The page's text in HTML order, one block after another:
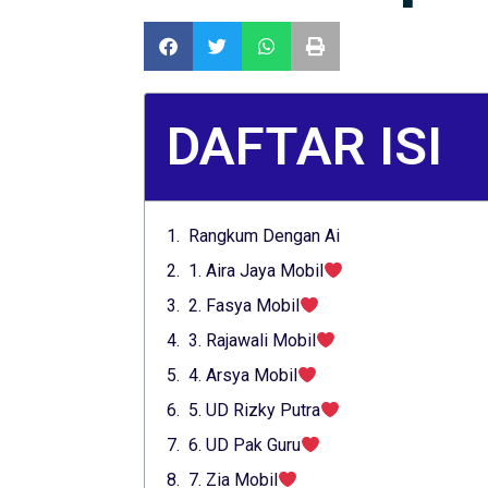
DAFTAR ISI
Rangkum Dengan Ai
1. Aira Jaya Mobil
2. Fasya Mobil
3. Rajawali Mobil
4. Arsya Mobil
5. UD Rizky Putra
6. UD Pak Guru
7. Zia Mobil